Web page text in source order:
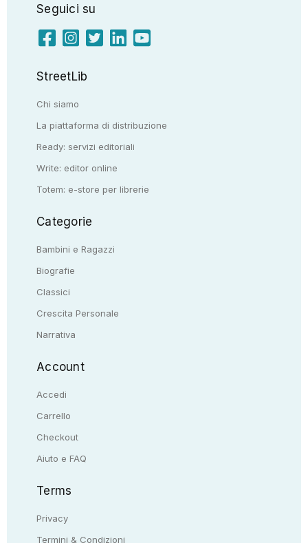
Seguici su
StreetLib
Chi siamo
La piattaforma di distribuzione
Ready: servizi editoriali
Write: editor online
Totem: e-store per librerie
Categorie
Bambini e Ragazzi
Biografie
Classici
Crescita Personale
Narrativa
Account
Accedi
Carrello
Checkout
Aiuto e FAQ
Terms
Privacy
Termini & Condizioni